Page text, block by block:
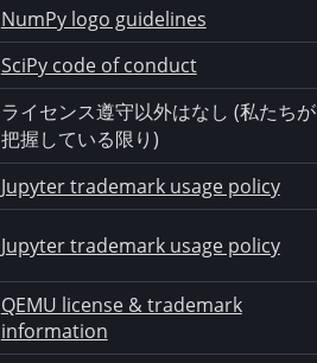
NumPy logo guidelines
SciPy code of conduct
ライセンス遵守以外はなし (私たちが
把握している限り)
Jupyter trademark usage policy
Jupyter trademark usage policy
QEMU license & trademark
information